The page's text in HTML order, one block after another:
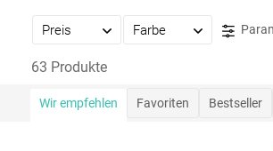
Preis Farbe
63 Produkte
Wir empfehlen Favoriten Bestseller